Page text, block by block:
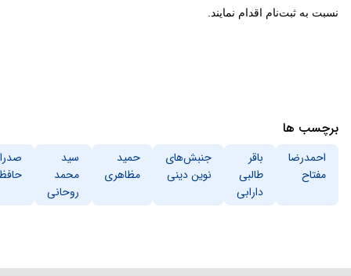
نسبت به ثبت‌نام اقدام نمایند.
برچسب ها
احمدرضا
مفتاح
باقر
طالبی
دارابی
جنبش‌های
نوین دینی
حمید
مظاهری
سید
محمد
روحانی
صدرا